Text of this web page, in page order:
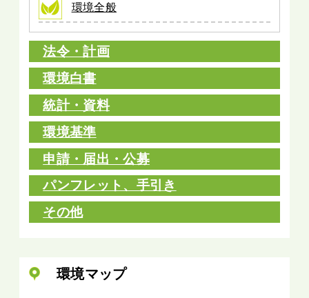
環境全般
法令・計画
環境白書
統計・資料
環境基準
申請・届出・公募
パンフレット、手引き
その他
環境マップ